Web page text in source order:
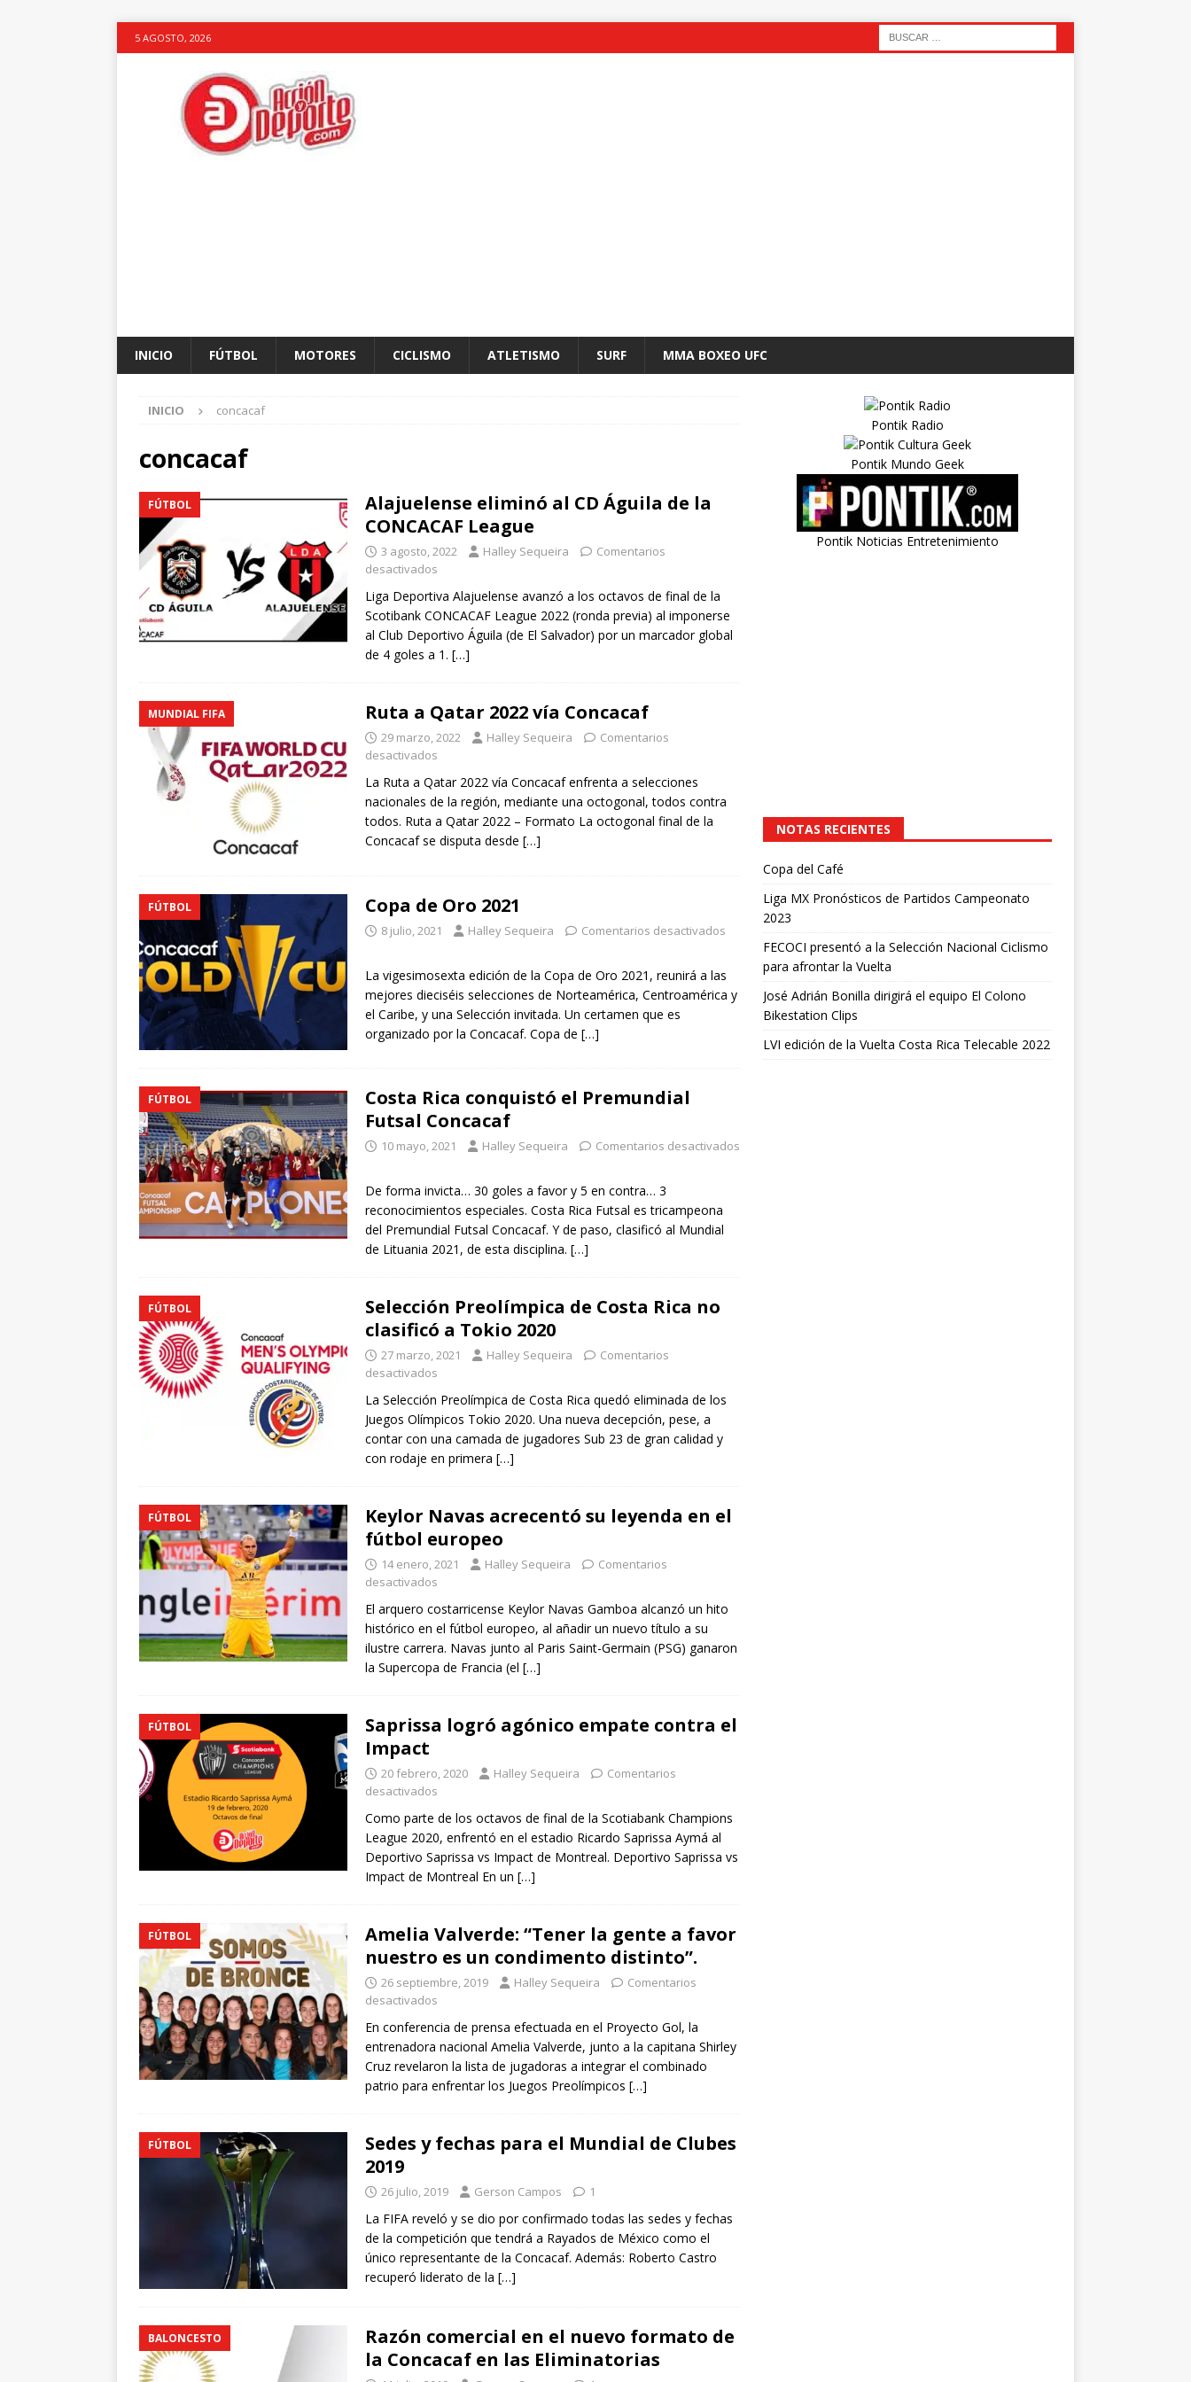
5 AGOSTO, 2026
INICIO FÚTBOL MOTORES CICLISMO ATLETISMO SURF MMA BOXEO UFC
INICIO concacaf
concacaf
FÚTBOL
Alajuelense eliminó al CD Águila de la
CONCACAF League
3 agosto, 2022 Halley Sequeira
Comentarios
desactivados
Liga Deportiva Alajuelense avanzó a los octavos de final de la
Scotibank CONCACAF League 2022 (ronda previa) al imponerse
al Club Deportivo Águila (de El Salvador) por un marcador global
de 4 goles a 1. […]
MUNDIAL FIFA Ruta a Qatar 2022 vía Concacaf
29 marzo, 2022 Halley Sequeira
Comentarios
desactivados
La Ruta a Qatar 2022 vía Concacaf enfrenta a selecciones
nacionales de la región, mediante una octogonal, todos contra
todos. Ruta a Qatar 2022 – Formato La octogonal final de la
Concacaf se disputa desde […]
FÚTBOL Copa de Oro 2021
8 julio, 2021 Halley Sequeira Comentarios desactivados
La vigesimosexta edición de la Copa de Oro 2021, reunirá a las
mejores dieciséis selecciones de Norteamérica, Centroamérica y
el Caribe, y una Selección invitada. Un certamen que es
organizado por la Concacaf. Copa de […]
FÚTBOL
Costa Rica conquistó el Premundial
Futsal Concacaf
10 mayo, 2021 Halley Sequeira Comentarios desactivados
De forma invicta… 30 goles a favor y 5 en contra… 3
reconocimientos especiales. Costa Rica Futsal es tricampeona
del Premundial Futsal Concacaf. Y de paso, clasificó al Mundial
de Lituania 2021, de esta disciplina. […]
FÚTBOL
Selección Preolímpica de Costa Rica no
clasificó a Tokio 2020
27 marzo, 2021 Halley Sequeira
Comentarios
desactivados
La Selección Preolímpica de Costa Rica quedó eliminada de los
Juegos Olímpicos Tokio 2020. Una nueva decepción, pese, a
contar con una camada de jugadores Sub 23 de gran calidad y
con rodaje en primera […]
FÚTBOL
Keylor Navas acrecentó su leyenda en el
fútbol europeo
14 enero, 2021 Halley Sequeira
Comentarios
desactivados
El arquero costarricense Keylor Navas Gamboa alcanzó un hito
histórico en el fútbol europeo, al añadir un nuevo título a su
ilustre carrera. Navas junto al Paris Saint-Germain (PSG) ganaron
la Supercopa de Francia (el […]
FÚTBOL
Saprissa logró agónico empate contra el
Impact
20 febrero, 2020 Halley Sequeira
Comentarios
desactivados
Como parte de los octavos de final de la Scotiabank Champions
League 2020, enfrentó en el estadio Ricardo Saprissa Aymá al
Deportivo Saprissa vs Impact de Montreal. Deportivo Saprissa vs
Impact de Montreal En un […]
FÚTBOL
Amelia Valverde: “Tener la gente a favor
nuestro es un condimento distinto”.
26 septiembre, 2019 Halley Sequeira
Comentarios
desactivados
En conferencia de prensa efectuada en el Proyecto Gol, la
entrenadora nacional Amelia Valverde, junto a la capitana Shirley
Cruz revelaron la lista de jugadoras a integrar el combinado
patrio para enfrentar los Juegos Preolímpicos […]
FÚTBOL
Sedes y fechas para el Mundial de Clubes
2019
26 julio, 2019 Gerson Campos 1
La FIFA reveló y se dio por confirmado todas las sedes y fechas
de la competición que tendrá a Rayados de México como el
único representante de la Concacaf. Además: Roberto Castro
recuperó liderato de la […]
BALONCESTO
Razón comercial en el nuevo formato de
la Concacaf en las Eliminatorias
Pontik Radio
Pontik Mundo Geek
Pontik Noticias Entretenimiento
NOTAS RECIENTES
Copa del Café
Liga MX Pronósticos de Partidos Campeonato
2023
FECOCI presentó a la Selección Nacional Ciclismo
para afrontar la Vuelta
José Adrián Bonilla dirigirá el equipo El Colono
Bikestation Clips
LVI edición de la Vuelta Costa Rica Telecable 2022